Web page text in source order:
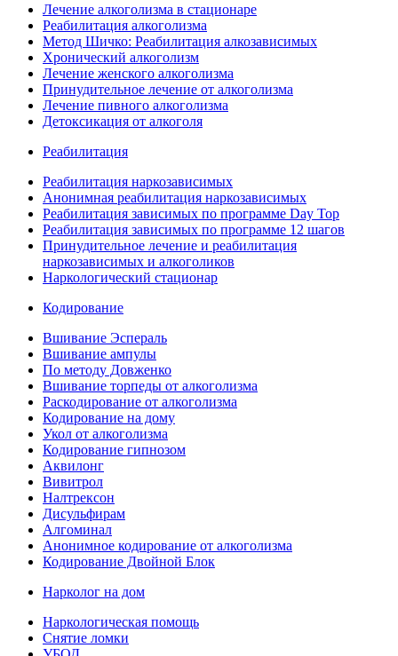
Лечение алкоголизма в стационаре
Реабилитация алкоголизма
Метод Шичко: Реабилитация алкозависимых
Хронический алкоголизм
Лечение женского алкоголизма
Принудительное лечение от алкоголизма
Лечение пивного алкоголизма
Детоксикация от алкоголя
Реабилитация
Реабилитация наркозависимых
Анонимная реабилитация наркозависимых
Реабилитация зависимых по программе Day Top
Реабилитация зависимых по программе 12 шагов
Принудительное лечение и реабилитация
наркозависимых и алкоголиков
Наркологический стационар
Кодирование
Вшивание Эспераль
Вшивание ампулы
По методу Довженко
Вшивание торпеды от алкоголизма
Раскодирование от алкоголизма
Кодирование на дому
Укол от алкоголизма
Кодирование гипнозом
Аквилонг
Вивитрол
Налтрексон
Дисульфирам
Алгоминал
Анонимное кодирование от алкоголизма
Кодирование Двойной Блок
Нарколог на дом
Наркологическая помощь
Снятие ломки